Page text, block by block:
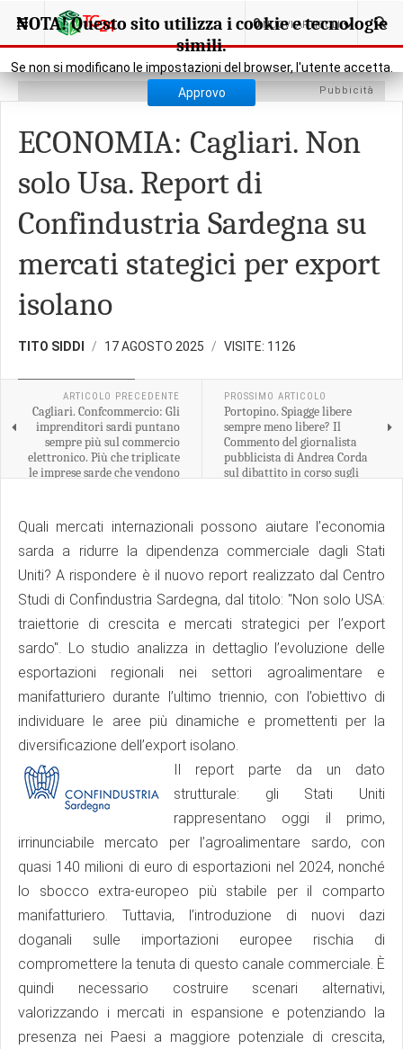
NOTA! Questo sito utilizza i cookie e tecnologie
simili.
Se non si modificano le impostazioni del browser, l'utente accetta.
Approvo
0 NUOVI ARTICOLI
SEI QUI: POLITICA POLITICA REGIONALE
Pubbicità
ECONOMIA: Cagliari. Non
solo Usa. Report di
Confindustria Sardegna su
mercati stategici per export
isolano
TITO SIDDI 17 AGOSTO 2025 VISITE: 1126
ARTICOLO PRECEDENTE
Cagliari. Confcommercio: Gli
imprenditori sardi puntano
sempre più sul commercio
elettronico. Più che triplicate
le imprese sarde che vendono
PROSSIMO ARTICOLO
Portopino. Spiagge libere
sempre meno libere? Il
Commento del giornalista
pubblicista di Andrea Corda
sul dibattito in corso sugli
Quali mercati internazionali possono aiutare l’economia
sarda a ridurre la dipendenza commerciale dagli Stati
Uniti? A rispondere è il nuovo report realizzato dal Centro
Studi di Confindustria Sardegna, dal titolo: "Non solo USA:
traiettorie di crescita e mercati strategici per l’export
sardo". Lo studio analizza in dettaglio l’evoluzione delle
esportazioni regionali nei settori agroalimentare e
manifatturiero durante l’ultimo triennio, con l’obiettivo di
individuare le aree più dinamiche e promettenti per la
diversificazione dell’export isolano.
Il report parte da un dato
strutturale: gli Stati Uniti
rappresentano oggi il primo,
irrinunciabile mercato per l’agroalimentare sardo, con
quasi 140 milioni di euro di esportazioni nel 2024, nonché
lo sbocco extra-europeo più stabile per il comparto
manifatturiero. Tuttavia, l’introduzione di nuovi dazi
doganali sulle importazioni europee rischia di
compromettere la tenuta di questo canale commerciale. È
quindi necessario costruire scenari alternativi,
valorizzando i mercati in espansione e potenziando la
presenza nei Paesi a maggiore potenziale di crescita,